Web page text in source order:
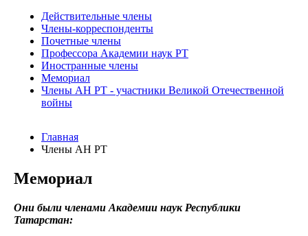
Действительные члены
Члены-корреспонденты
Почетные члены
Профессора Академии наук РТ
Иностранные члены
Мемориал
Члены АН РТ - участники Великой Отечественной
войны
Главная
Члены АН РТ
Мемориал
Они были членами Академии наук Республики
Татарстан: